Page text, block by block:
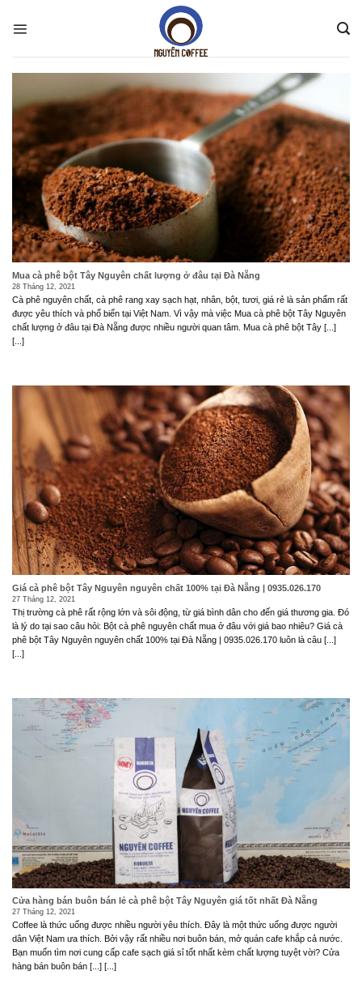
Mua cà phê bột Tây Nguyên chất lượng ở đâu tại Đà Nẵng
28 Tháng 12, 2021
Cà phê nguyên chất, cà phê rang xay sạch hạt, nhân, bột, tươi, giá rẻ là sản phẩm rất
được yêu thích và phổ biến tại Việt Nam. Vì vậy mà việc Mua cà phê bột Tây Nguyên
chất lượng ở đâu tại Đà Nẵng được nhiều người quan tâm. Mua cà phê bột Tây [...]
[...]
Giá cà phê bột Tây Nguyên nguyên chất 100% tại Đà Nẵng | 0935.026.170
27 Tháng 12, 2021
Thị trường cà phê rất rộng lớn và sôi động, từ giá bình dân cho đến giá thương gia. Đó
là lý do tại sao câu hỏi: Bột cà phê nguyên chất mua ở đâu với giá bao nhiêu? Giá cà
phê bột Tây Nguyên nguyên chất 100% tại Đà Nẵng | 0935.026.170 luôn là câu [...]
[...]
Cửa hàng bán buôn bán lẻ cà phê bột Tây Nguyên giá tốt nhất Đà Nẵng
27 Tháng 12, 2021
Coffee là thức uống được nhiều người yêu thích. Đây là một thức uống được người
dân Việt Nam ưa thích. Bởi vậy rất nhiều nơi buôn bán, mở quán cafe khắp cả nước.
Bạn muốn tìm nơi cung cấp cafe sạch giá sỉ tốt nhất kèm chất lượng tuyệt vời? Cửa
hàng bán buôn bán [...] [...]